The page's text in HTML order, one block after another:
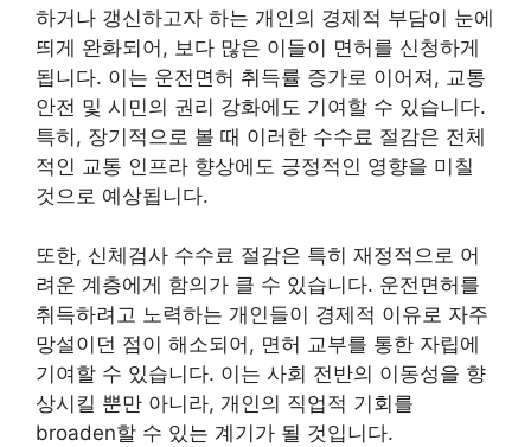
하거나 갱신하고자 하는 개인의 경제적 부담이 눈에
띄게 완화되어, 보다 많은 이들이 면허를 신청하게
됩니다. 이는 운전면허 취득률 증가로 이어져, 교통
안전 및 시민의 권리 강화에도 기여할 수 있습니다.
특히, 장기적으로 볼 때 이러한 수수료 절감은 전체
적인 교통 인프라 향상에도 긍정적인 영향을 미칠
것으로 예상됩니다.
또한, 신체검사 수수료 절감은 특히 재정적으로 어
려운 계층에게 함의가 클 수 있습니다. 운전면허를
취득하려고 노력하는 개인들이 경제적 이유로 자주
망설이던 점이 해소되어, 면허 교부를 통한 자립에
기여할 수 있습니다. 이는 사회 전반의 이동성을 향
상시킬 뿐만 아니라, 개인의 직업적 기회를
broaden할 수 있는 계기가 될 것입니다.